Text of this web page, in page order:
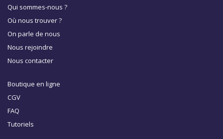
Qui sommes-nous ?
Où nous trouver ?
On parle de nous
Nous rejoindre
Nous contacter
Boutique en ligne
CGV
FAQ
Tutoriels